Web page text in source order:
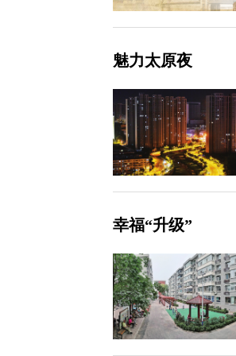
魅力太原夜
幸福“升级”